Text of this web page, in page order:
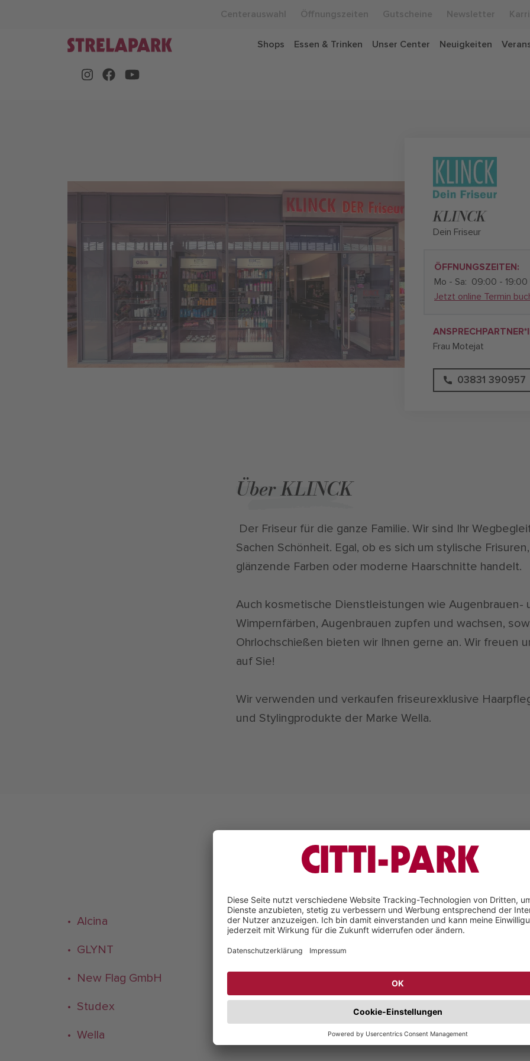
Centerauswahl Öffnungszeiten Gutscheine Newsletter
Shops Essen & Trinken Unser Center Neuigkeiten
KLINCK
Dein Friseur
ÖFFNUNGSZEITEN:
Mo - Sa: 09:00 - 19:00
Jetzt online Termin
Frau Motejat
03831 390957
Über KLINCK
Der Friseur für die ganze Familie. Wir sind Ihr
Sachen Schönheit. Egal, ob es sich um stylische Frisuren,
glänzende Farben oder moderne Haarschnitte handelt.
Auch kosmetische Dienstleistungen wie Augenbrauen-
Wimpernfärben, Augenbrauen zupfen und wachsen,
Ohrlochschießen bieten wir Ihnen gerne an. Wir freuen
auf Sie!
Wir verwenden und verkaufen friseurexklusive
und Stylingprodukte der Marke Wella.
Unsere Marken
• Alcina • Babyliss • dc Shampoo GmbH
• GLYNT
• KWK Kosmetik GmbH
• New Flag GmbH
• Studex
• The Bluebeards
• Wella